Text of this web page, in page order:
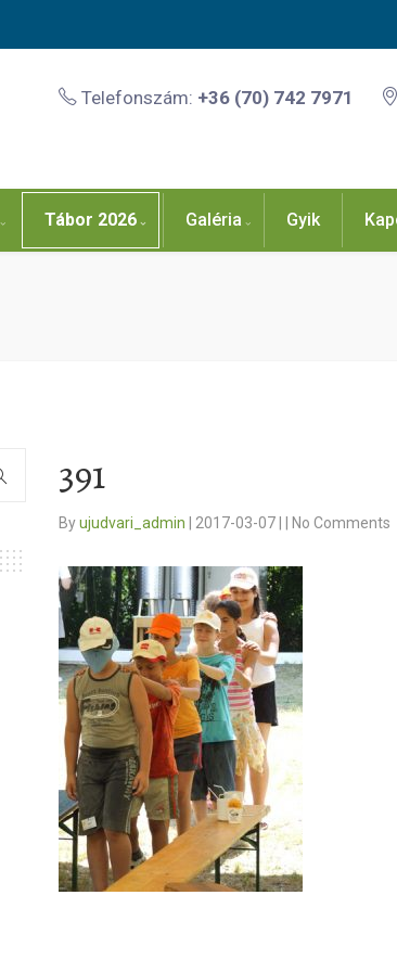
Telefonszám: +36 (70) 742 7971
Tábor 2026 Galéria Gyik
391
Byujudvari_admin 2017-03-07 No Comments